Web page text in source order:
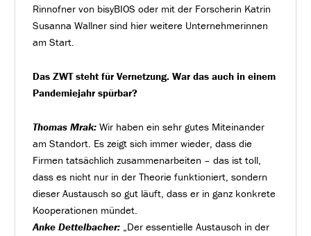
Rinnofner von bisyBIOS oder mit der Forscherin Katrin
Susanna Wallner sind hier weitere Unternehmerinnen
am Start.
Das ZWT steht für Vernetzung. War das auch in einem
Pandemiejahr spürbar?
Thomas Mrak:Wir haben ein sehr gutes Miteinander
am Standort. Es zeigt sich immer wieder, dass die
Firmen tatsächlich zusammenarbeiten – das ist toll,
dass es nicht nur in der Theorie funktioniert, sondern
dieser Austausch so gut läuft, dass er in ganz konkrete
Kooperationen mündet.
Anke Dettelbacher:„Der essentielle Austausch in der